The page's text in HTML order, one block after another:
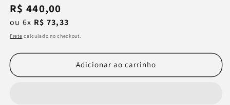
normal
promocional
R$ 440,00
ou 6x R$ 73,33
Frete calculado no checkout.
Adicionar ao carrinho